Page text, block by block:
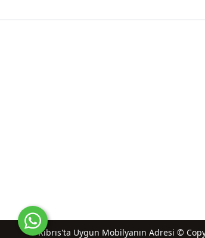
Kıbrıs'ta Uygun Mobilyanın Adresi ©